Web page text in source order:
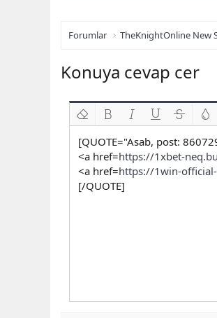
Forumlar TheKnightOnline New
Konuya cevap cer
[QUOTE="Asab, post:
<a href=https://1xbet-
<a href=https://1win-
[/QUOTE]